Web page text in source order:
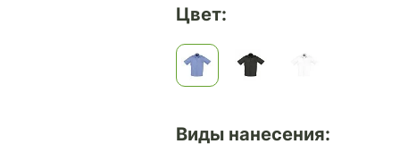
Цвет:
Виды нанесения: